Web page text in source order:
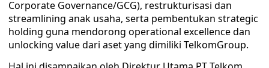
Corporate Governance/GCG), restrukturisasi dan
streamlining anak usaha, serta pembentukan strategic
holding guna mendorong operational excellence dan
unlocking value dari aset yang dimiliki TelkomGroup.